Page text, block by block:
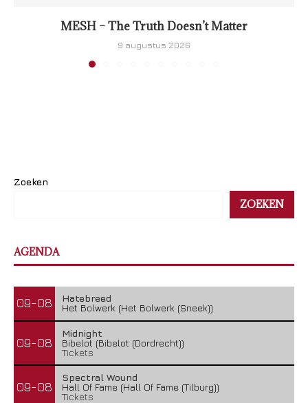
MESH – The Truth Doesn’t Matter
9 augustus 2026
Zoeken
ZOEKEN
AGENDA
09-08
Hatebreed
Het Bolwerk (Het Bolwerk (Sneek))
09-08
Midnight
Bibelot (Bibelot (Dordrecht))
Tickets
09-08
Spectral Wound
Hall Of Fame (Hall Of Fame (Tilburg))
Tickets